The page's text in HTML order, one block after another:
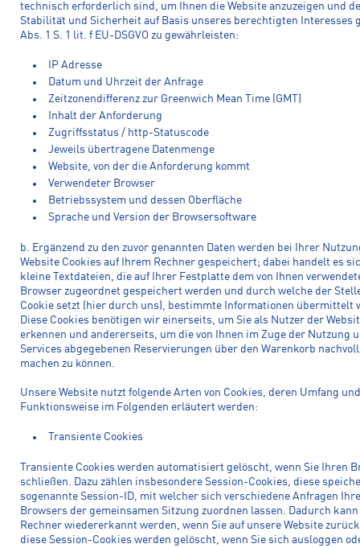
technisch erforderlich sind, um Ihnen die Website anzuzeigen und
Stabilität und Sicherheit auf Basis unseres berechtigten Interesses
Abs. 1 S. 1 lit. f EU-DSGVO zu gewährleisten:
IP Adresse
Datum und Uhrzeit der Anfrage
Zeitzonendifferenz zur Greenwich Mean Time (GMT)
Inhalt der Anforderung
Zugriffsstatus / http-Statuscode
Jeweils übertragene Datenmenge
Website, von der die Anforderung kommt
Verwendeter Browser
Betriebssystem und dessen Oberfläche
Sprache und Version der Browsersoftware
b. Ergänzend zu den zuvor genannten Daten werden bei Ihrer
Website Cookies auf Ihrem Rechner gespeichert; dabei handelt es
kleine Textdateien, die auf Ihrer Festplatte dem von Ihnen
Browser zugeordnet gespeichert werden und durch welche der
Cookie setzt (hier durch uns), bestimmte Informationen übermittelt
Diese Cookies benötigen wir einerseits, um Sie als Nutzer der
erkennen und andererseits, um die von Ihnen im Zuge der Nutzung
Services abgegebenen Reservierungen über den Warenkorb
machen zu können.
Unsere Website nutzt folgende Arten von Cookies, deren Umfang und
Funktionsweise im Folgenden erläutert werden:
Transiente Cookies
Transiente Cookies werden automatisiert gelöscht, wenn Sie Ihren
schließen. Dazu zählen insbesondere Session-Cookies, diese
sogenannte Session-ID, mit welcher sich verschiedene Anfragen
Browsers der gemeinsamen Sitzung zuordnen lassen. Dadurch
Rechner wiedererkannt werden, wenn Sie auf unsere Website
diese Session-Cookies werden gelöscht, wenn Sie sich ausloggen